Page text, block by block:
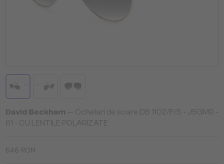
David Beckham — Ochelari de soare DB 1102/F/S - J5GM9 -
61 - CU LENTILE POLARIZATE
646 RON